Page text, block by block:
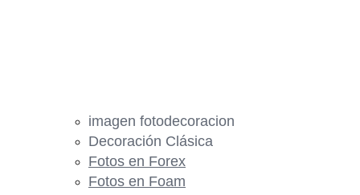
imagen fotodecoracion
Decoración Clásica
Fotos en Forex
Fotos en Foam